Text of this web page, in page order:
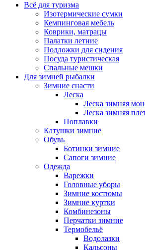
Всё для туризма
Изотермические сумки
Кемпинговая мебель
Коврики, матрацы
Палатки летние
Подложки для сидения
Посуда туристическая
Спальные мешки
Для зимней рыбалки
Зимние снасти
Леска
Леска зимняя
Леска зимняя
Поплавки
Катушки зимние
Обувь
Ботинки зимние
Сапоги зимние
Одежда
Варежки
Головные уборы
Зимние костюмы
Зимние куртки
Комбинезоны
Перчатки зимние
Термобельё
Водолазки
Кальсоны